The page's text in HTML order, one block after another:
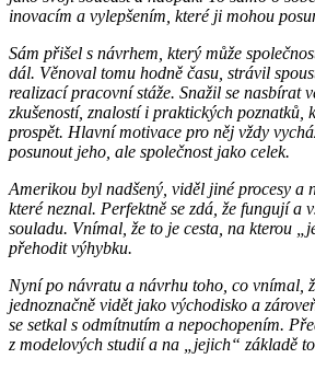
inovacím a vylepšením, které ji mohou
Sám přišel s návrhem, který může
dál. Věnoval tomu hodně času, strávil
realizací pracovní stáže. Snažil se nasbírat
zkušeností, znalostí i praktických poznatků,
prospět. Hlavní motivace pro něj vždy
posunout jeho, ale společnost jako celek.
Amerikou byl nadšený, viděl jiné procesy a
které neznal. Perfektně se zdá, že fungují a
souladu. Vnímal, že to je cesta, na kterou
přehodit výhybku.
Nyní po návratu a návrhu toho, co vnímal,
jednoznačně vidět jako východisko a
se setkal s odmítnutím a nepochopením.
z modelových studií a na „jejich“ základě